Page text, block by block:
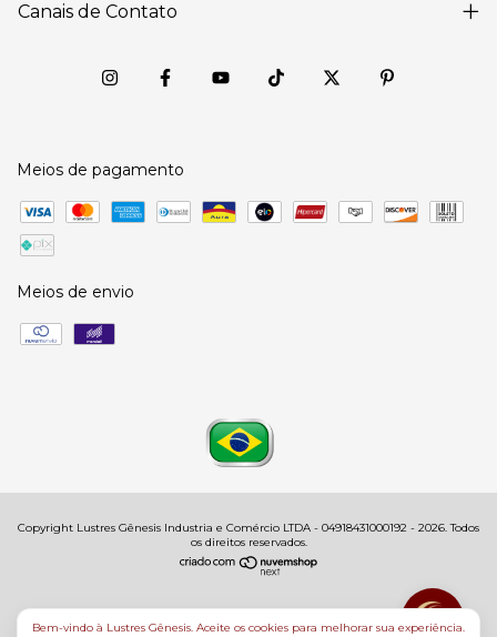
Bem-vindo à Lustres Gênesis. Aceite os cookies para melhorar sua experiência.
Canais de Contato
Meios de pagamento
Meios de envio
Copyright Lustres Gênesis Industria e Comércio LTDA - 04918431000192 - 2026. Todos
os direitos reservados.